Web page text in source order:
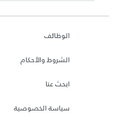
الوظائف
الشروط والأحكام
ابحث عنا
سياسة الخصوصية